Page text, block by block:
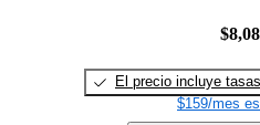
El precio incluye tasas
$159/mes